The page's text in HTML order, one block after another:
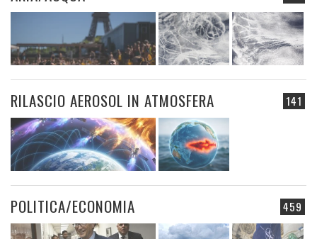
141
RILASCIO AEROSOL IN ATMOSFERA
459
POLITICA/ECONOMIA